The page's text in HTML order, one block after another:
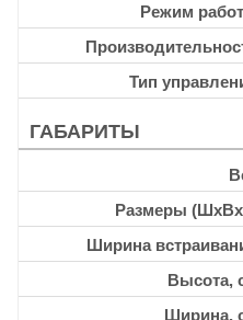
Режим
Тип
ГАБАРИТЫ
Размеры
Ширина
Высота,
Ширина,